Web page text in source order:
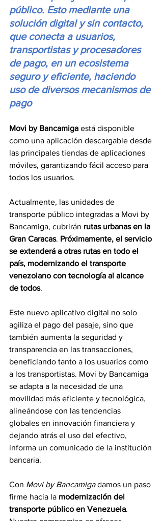
público. Esto mediante una
solución digital y sin contacto,
que conecta a usuarios,
transportistas y procesadores
de pago, en un ecosistema
seguro y eficiente, haciendo
uso de diversos mecanismos de
pago
Movi by Bancamiga está disponible
como una aplicación descargable desde
las principales tiendas de aplicaciones
móviles, garantizando fácil acceso para
todos los usuarios.
Actualmente, las unidades de
transporte público integradas a Movi by
Bancamiga, cubrirán rutas urbanas en la
Gran Caracas. Próximamente, el servicio
se extenderá a otras rutas en todo el
país, modernizando el transporte
venezolano con tecnología al alcance
de todos.
Este nuevo aplicativo digital no solo
agiliza el pago del pasaje, sino que
también aumenta la seguridad y
transparencia en las transacciones,
beneficiando tanto a los usuarios como
a los transportistas. Movi by Bancamiga
se adapta a la necesidad de una
movilidad más eficiente y tecnológica,
alineándose con las tendencias
globales en innovación financiera y
dejando atrás el uso del efectivo,
informa un comunicado de la institución
bancaria.
Con Movi by Bancamiga damos un paso
firme hacia la modernización del
transporte público en Venezuela.